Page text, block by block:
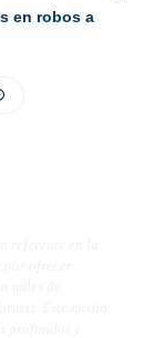
en robos a